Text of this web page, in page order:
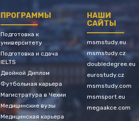
ПРОГРАММЫ
Подготовка к
университету
Подготовка и сдача
IELTS
Двойной Диплом
Футбольная карьера
Магистратура в Чехии
Медицинские вузы
Медицинская карьера
НАШИ
САЙТЫ
msmstudy.eu
msmstudy.cz
doubledegree.eu
eurostudy.cz
msmstudy.com
msmsport.eu
megaakce.com